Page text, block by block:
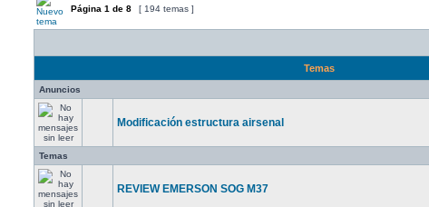
Página 1 de 8 [ 194 temas ]
Temas
Anuncios
Modificación estructura airsenal
Temas
REVIEW EMERSON SOG M37